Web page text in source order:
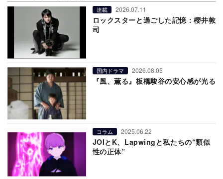
連載 2026.07.11
ロックスターと過ごした記憶：櫻井敦
司
国内ドラマ 2026.08.05
『風、薫る』板橋駿谷の安心感が光る
コラム 2025.06.22
JOIとK、Lapwingと私たちの“類似
性の正体”